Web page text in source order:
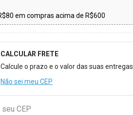
em compras acima de R$600
para Calcular o Frete
CALCULAR FRETE
Calcule o prazo e o valor das suas entregas
Não sei meu CEP
CEP